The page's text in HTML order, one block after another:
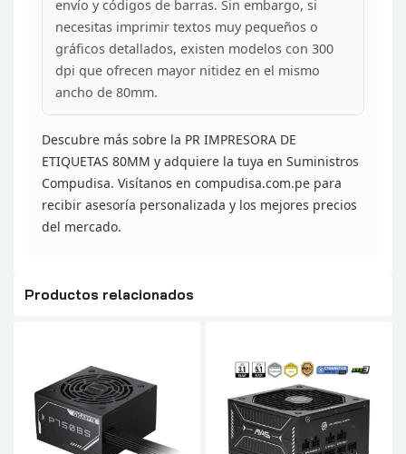
envío y códigos de barras. Sin embargo, si
necesitas imprimir textos muypequeños o
gráficos detallados, existen modelos con 300
dpi que ofrecen mayor nitidez en el mismo
ancho de 80mm.
Descubre más sobre la PR IMPRESORA DE
ETIQUETAS 80MM y adquiere la tuya en Suministros
Compudisa. Visítanos en compudisa.com.pe para
recibir asesoría personalizada y los mejores precios
del mercado.
Productos relacionados